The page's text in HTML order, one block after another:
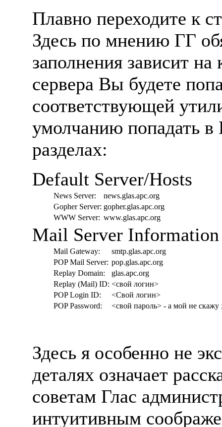
Плавно переходите к
Здесь по мнению ГГ
заполнения зависит
сервера Вы будете
соответствующей
умолчанию попадать в
разделах:
Default Server/Hosts
News Server:
news.glas.apc.org
Gopher Server: gopher.glas.apc.org
WWW Server: www.glas.apc.org
Mail Server Information
Mail Gateway:
smtp.glas.apc.org
POP Mail Server: pop.glas.apc.org
Replay Domain:
glas.apc.org
Replay (Mail) ID: <свой логин>
POP Login ID:
<Свой логин>
POP Password:
<свой пароль> - а мой не скажу
Здесь я особенно не
деталях означает
советам Глас
интуитивным